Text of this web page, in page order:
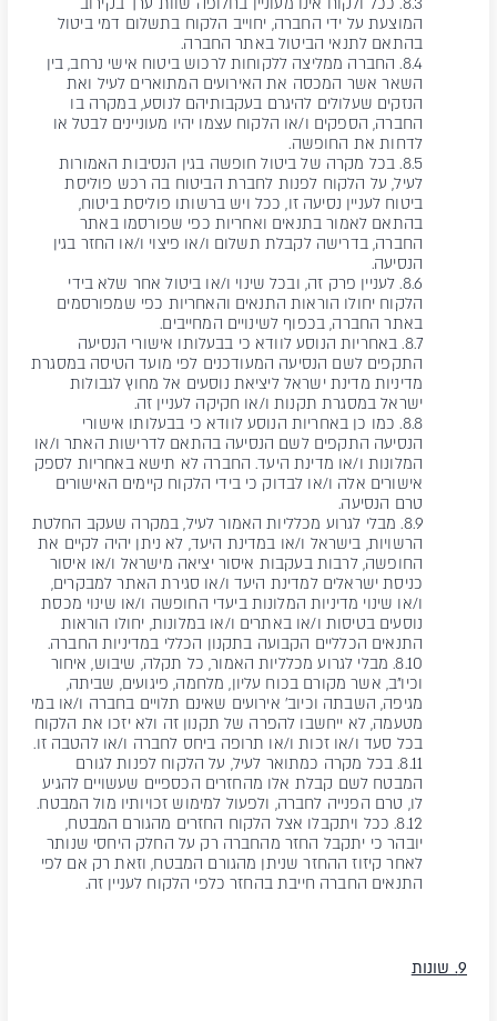
8.3. ככל ולקוח אינו מעוניין בחלופה שוות ערך בקירוב
המוצעת על ידי החברה, יחוייב הלקוח בתשלום דמי ביטול
בהתאם לתנאי הביטול באתר החברה.
8.4. החברה ממליצה ללקוחות לרכוש ביטוח אישי נרחב, בין
השאר אשר המכסה את האירועים המתוארים לעיל ואת
הנזקים שעלולים להיגרם בעקבותיהם לנוסע, במקרה בו
החברה, הספקים ו/או הלקוח עצמו יהיו מעוניינים לבטל או
לדחות את החופשה.
8.5. בכל מקרה של ביטול חופשה בגין הנסיבות האמורות
לעיל, על הלקוח לפנות לחברת הביטוח בה רכש פוליסת
ביטוח לעניין נסיעה זו, ככל ויש ברשותו פוליסת ביטוח,
בהתאם לאמור בתנאים ואחריות כפי שפורסמו באתר
החברה, בדרישה לקבלת תשלום ו/או פיצוי ו/או החזר בגין
הנסיעה.
8.6. לעניין פרק זה, ובכל שינוי ו/או ביטול אחר שלא בידי
הלקוח יחולו הוראות התנאים והאחריות כפי שמפורסמים
באתר החברה, בכפוף לשינויים המחייבים.
8.7. באחריות הנוסע לוודא כי בבעלותו אישורי הנסיעה
התקפים לשם הנסיעה המעודכנים לפי מועד הטיסה במסגרת
מדיניות מדינת ישראל ליציאת נוסעים אל מחוץ לגבולות
ישראל במסגרת תקנות ו/או חקיקה לעניין זה.
8.8. כמו כן באחריות הנוסע לוודא כי בבעלותו אישורי
הנסיעה התקפים לשם הנסיעה בהתאם לדרישות האתר ו/או
המלונות ו/או מדינת היעד. החברה לא תישא באחריות לספק
אישורים אלה ו/או לבדוק כי בידי הלקוח קיימים האישורים
טרם הנסיעה.
8.9. מבלי לגרוע מכלליות האמור לעיל, במקרה שעקב החלטת
הרשויות, בישראל ו/או במדינת היעד, לא ניתן יהיה לקיים את
החופשה, לרבות בעקבות איסור יציאה מישראל ו/או איסור
כניסת ישראלים למדינת היעד ו/או סגירת האתר למבקרים,
ו/או שינוי מדיניות המלונות ביעדי החופשה ו/או שינוי מכסת
נוסעים בטיסות ו/או באתרים ו/או במלונות, יחולו הוראות
התנאים הכלליים הקבועה בתקנון הכללי במדיניות החברה.
8.10. מבלי לגרוע מכלליות האמור, כל תקלה, שיבוש, איחור
וכיו"ב, אשר מקורם בכוח עליון, מלחמה, פיגועים, שביתה,
מגיפה, השבתה וכיוב' אירועים שאינם תלויים בחברה ו/או במי
מטעמה, לא ייחשבו להפרה של תקנון זה ולא יזכו את הלקוח
בכל סעד ו/או זכות ו/או תרופה ביחס לחברה ו/או להטבה זו.
8.11. בכל מקרה כמתואר לעיל, על הלקוח לפנות לגורם
המבטח לשם קבלת אלו מהחזרים הכספיים שעשויים להגיע
לו, טרם הפנייה לחברה, ולפעול למימוש זכויותיו מול המבטח.
8.12. ככל ויתקבלו אצל הלקוח החזרים מהגורם המבטח,
יובהר כי יתקבל החזר מהחברה רק על החלק היחסי שנותר
לאחר קיזוז ההחזר שניתן מהגורם המבטח, וזאת רק אם לפי
התנאים החברה חייבת בהחזר כלפי הלקוח לעניין זה.
9. שונות